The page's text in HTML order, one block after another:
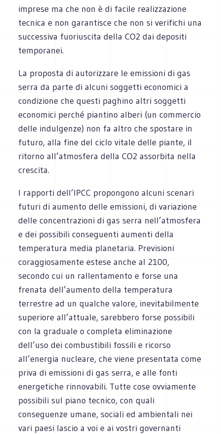
imprese ma che non è di facile realizzazione
tecnica e non garantisce che non si verifichi una
successiva fuoriuscita della CO2 dai depositi
temporanei.
La proposta di autorizzare le emissioni di gas
serra da parte di alcuni soggetti economici a
condizione che questi paghino altri soggetti
economici perché piantino alberi (un commercio
delle indulgenze) non fa altro che spostare in
futuro, alla fine del ciclo vitale delle piante, il
ritorno all’atmosfera della CO2 assorbita nella
crescita.
I rapporti dell’IPCC propongono alcuni scenari
futuri di aumento delle emissioni, di variazione
delle concentrazioni di gas serra nell’atmosfera
e dei possibili conseguenti aumenti della
temperatura media planetaria. Previsioni
coraggiosamente estese anche al 2100,
secondo cui un rallentamento e forse una
frenata dell’aumento della temperatura
terrestre ad un qualche valore, inevitabilmente
superiore all’attuale, sarebbero forse possibili
con la graduale o completa eliminazione
dell’uso dei combustibili fossili e ricorso
all’energia nucleare, che viene presentata come
priva di emissioni di gas serra, e alle fonti
energetiche rinnovabili. Tutte cose ovviamente
possibili sul piano tecnico, con quali
conseguenze umane, sociali ed ambientali nei
vari paesi lascio a voi e ai vostri governanti